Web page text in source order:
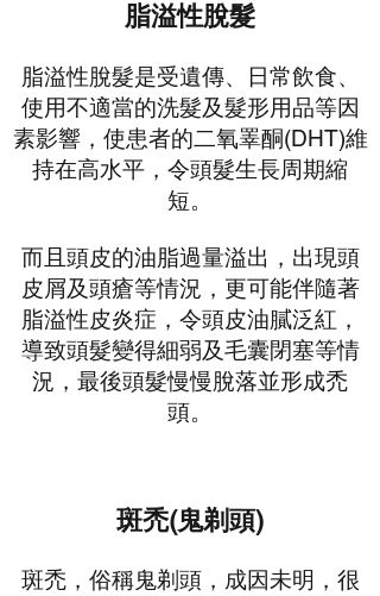
脂溢性脫髮
脂溢性脫髮是受遺傳、日常飲食、
使用不適當的洗髮及髮形用品等因
素影響，使患者的二氧睪酮(DHT)維
持在高水平，令頭髮生長周期縮
短。
而且頭皮的油脂過量溢出，出現頭
皮屑及頭瘡等情況，更可能伴隨著
脂溢性皮炎症，令頭皮油膩泛紅，
導致頭髮變得細弱及毛囊閉塞等情
況，最後頭髮慢慢脫落並形成禿
頭。
斑禿(鬼剃頭)
斑禿，俗稱鬼剃頭，成因未明，很